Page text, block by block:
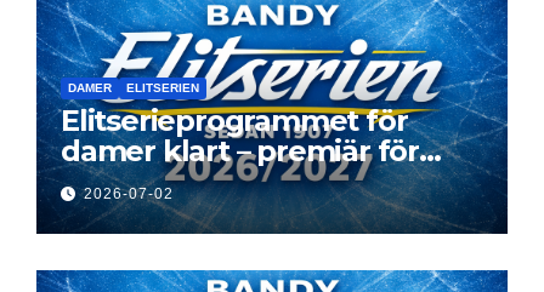
DAMER ELITSERIEN
Elitserieprogrammet för
damer klart – premiär för
Next Level
2026-07-02